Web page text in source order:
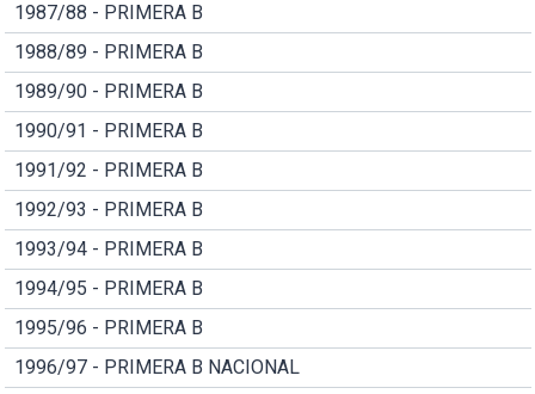
1987/88 - PRIMERA B
1988/89 - PRIMERA B
1989/90 - PRIMERA B
1990/91 - PRIMERA B
1991/92 - PRIMERA B
1992/93 - PRIMERA B
1993/94 - PRIMERA B
1994/95 - PRIMERA B
1995/96 - PRIMERA B
1996/97 - PRIMERA B NACIONAL